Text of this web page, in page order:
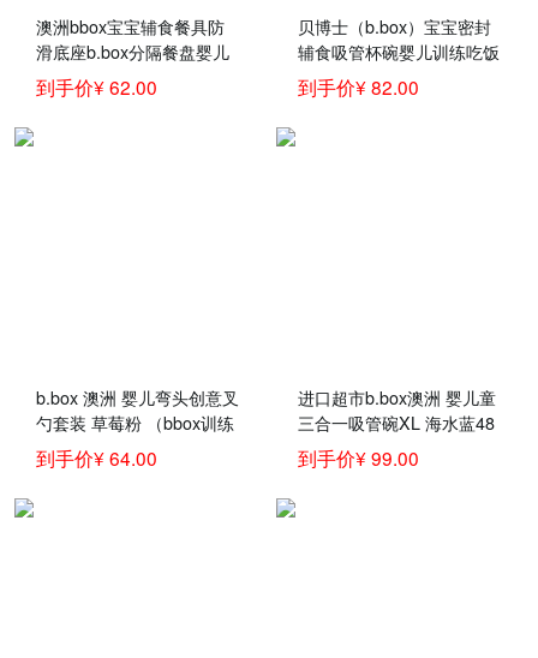
澳洲bbox宝宝辅食餐具防
滑底座b.box分隔餐盘婴儿
练习学食碗 新 bbox餐盘蓝
绿色
到手价¥ 62.00
贝博士（b.box）宝宝密封
辅食吸管杯碗婴儿训练吃饭
喝汤叉勺子保温碗套装零食
碗澳洲bbox儿童餐具 红橙
到手价¥ 82.00
b.box 澳洲 婴儿弯头创意叉
勺套装 草莓粉 （bbox训练
勺 宝宝儿童餐具叉子勺
子）
到手价¥ 64.00
进口超市b.box澳洲 婴儿童
三合一吸管碗XL 海水蓝48
0ml（bbox辅食吸管碗宝宝
零食碗）
到手价¥ 99.00